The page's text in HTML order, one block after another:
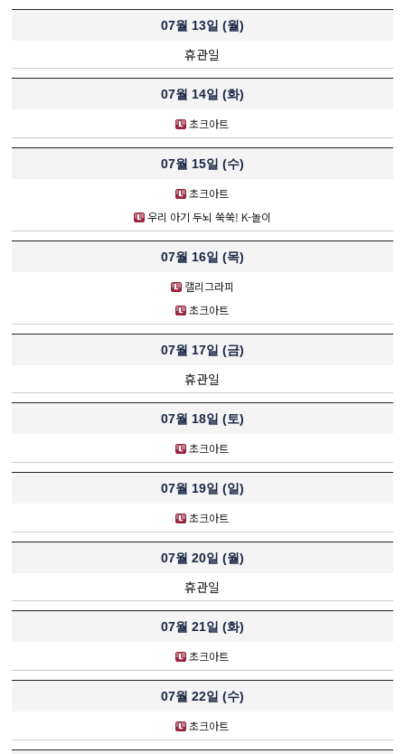
07월 13일 (월)
휴관일
07월 14일 (화)
초크아트
07월 15일 (수)
초크아트
우리 아기 두뇌 쑥쑥! K-놀이
07월 16일 (목)
캘리그라피
초크아트
07월 17일 (금)
휴관일
07월 18일 (토)
초크아트
07월 19일 (일)
초크아트
07월 20일 (월)
휴관일
07월 21일 (화)
초크아트
07월 22일 (수)
초크아트